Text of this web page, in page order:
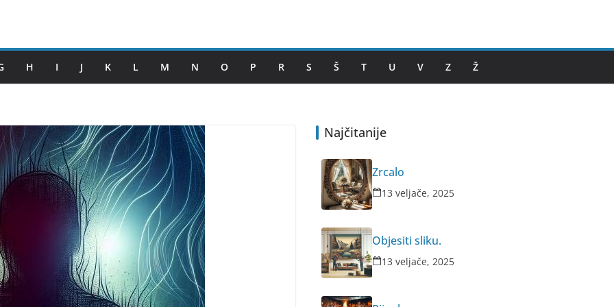
H I J K L M N O P R S Š T U V Z Ž
Najčitanije
Zrcalo
13 veljače, 2025
Objesiti sliku.
13 veljače, 2025